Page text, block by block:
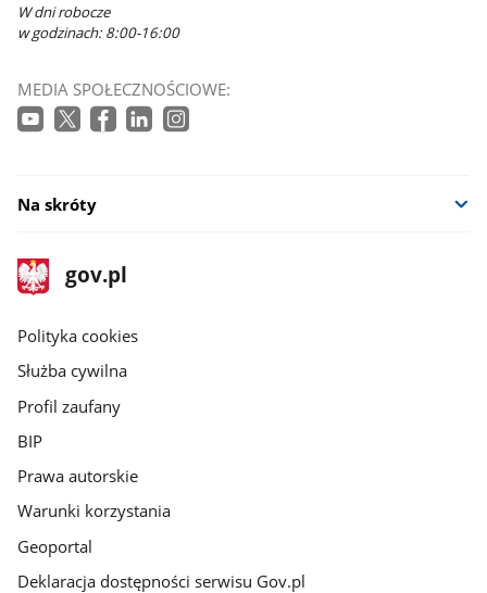
W dni robocze
w godzinach: 8:00-16:00
MEDIA SPOŁECZNOŚCIOWE:
Na skróty
stopka
gov.pl
Strona
gov.pl
gov.pl
Polityka cookies
Służba cywilna
Profil zaufany
BIP
Prawa autorskie
Warunki korzystania
Geoportal
Deklaracja dostępności serwisu Gov.pl